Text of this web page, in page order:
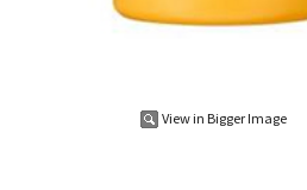
View in Bigger Image